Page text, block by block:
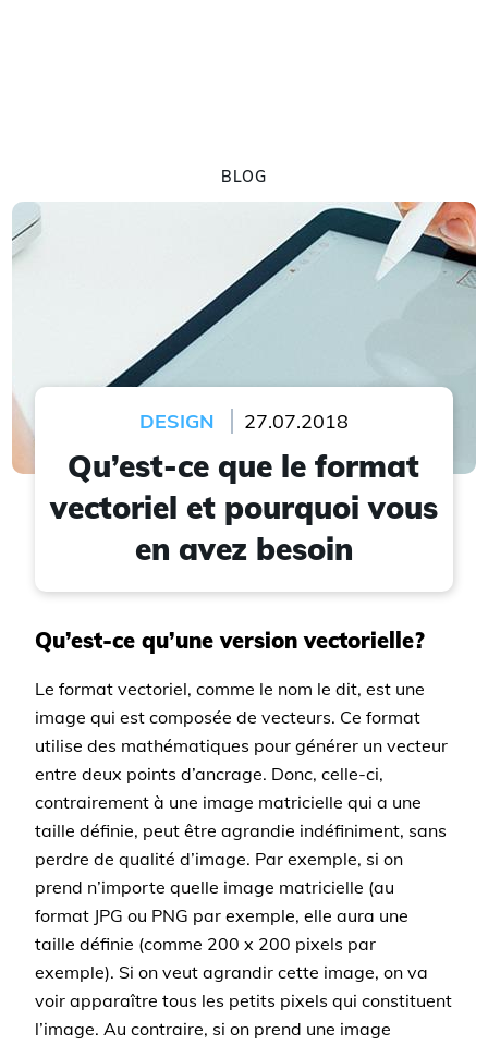
BLOG
DESIGN 27.07.2018
Qu’est-ce que le format
vectoriel et pourquoi vous
en avez besoin
Qu’est-ce qu’une version vectorielle?
Le format vectoriel, comme le nom le dit, est une
image qui est composée de vecteurs. Ce format
utilise des mathématiques pour générer un vecteur
entre deux points d’ancrage. Donc, celle-ci,
contrairement à une image matricielle qui a une
taille définie, peut être agrandie indéfiniment, sans
perdre de qualité d’image. Par exemple, si on
prend n’importe quelle image matricielle (au
format JPG ou PNG par exemple, elle aura une
taille définie (comme 200 x 200 pixels par
exemple). Si on veut agrandir cette image, on va
voir apparaître tous les petits pixels qui constituent
l’image. Au contraire, si on prend une image